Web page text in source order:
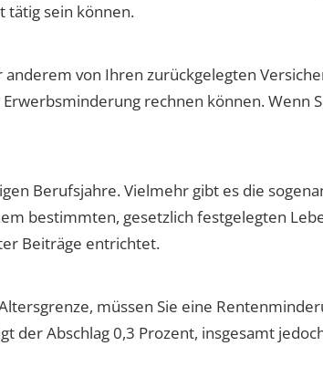
tätig sein können.
von Ihren zurückgelegten
rechnen können. Wenn
Berufsjahre. Vielmehr gibt es die
bestimmten, gesetzlich festgelegten
Beiträge entrichtet.
müssen Sie eine
der Abschlag 0,3 Prozent, insgesamt